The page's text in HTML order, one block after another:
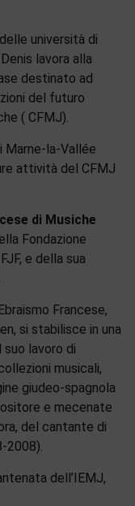
università di
lavora alla
destinato ad
del futuro
( CFMJ).
la-Vallée
attività del CFMJ
di Musiche
Fondazione
e della sua
Francese,
si stabilisce in una
suo lavoro di
musicali,
giudeo-spagnola
e mecenate
del cantante di
2008).
dell’IEMJ,